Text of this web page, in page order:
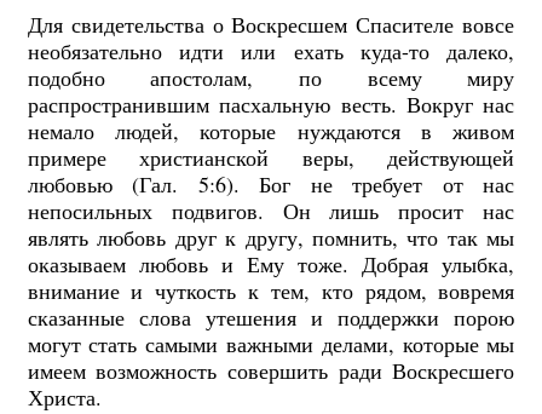
Для свидетельства о Воскресшем Спасителе вовсе
необязательно идти или ехать куда-то далеко,
подобно апостолам, по всему миру
распространившим пасхальную весть. Вокруг нас
немало людей, которые нуждаются в живом
примере христианской веры, действующей
любовью (Гал. 5:6). Бог не требует от нас
непосильных подвигов. Он лишь просит нас
являть любовь друг к другу, помнить, что так мы
оказываем любовь и Ему тоже. Добрая улыбка,
внимание и чуткость к тем, кто рядом, вовремя
сказанные слова утешения и поддержки порою
могут стать самыми важными делами, которые мы
имеем возможность совершить ради Воскресшего
Христа.